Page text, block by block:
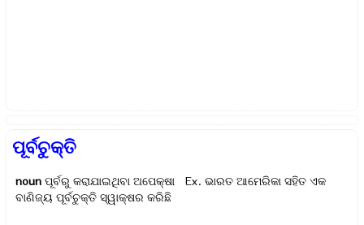
ପୂର୍ବଚୁକ୍ତି
noun ପୂର୍ବରୁ କରାଯାଇଥିବା ଅପେକ୍ଷା Ex.ଭାରତ ଆମେରିକା ସହିତ ଏକ
ବାଣିଜ୍ୟ ପୂର୍ବଚୁକ୍ତି ସ୍ୱାକ୍ଷର କରିଛି